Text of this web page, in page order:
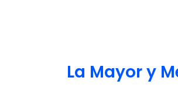
La Mayor y